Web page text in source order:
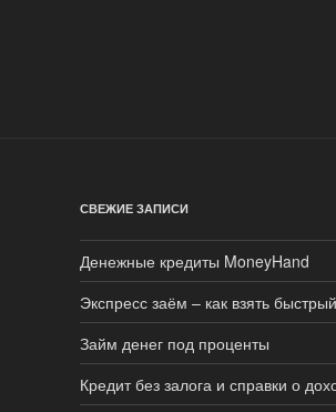
СВЕЖИЕ ЗАПИСИ
Денежные кредиты MoneyHand
Экспресс заём – как взять
Займ денег под проценты
Кредит без залога и справки о